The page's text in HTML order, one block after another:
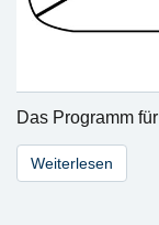
Das Programm
Weiterlesen